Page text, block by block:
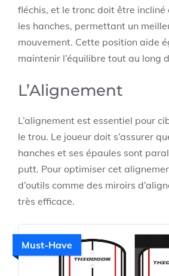
fléchis, et le tronc doit être
les hanches, permettant un
mouvement. Cette position aide
maintenir l’équilibre tout au long
L’Alignement
L’alignement est essentiel pour
le trou. Le joueur doit s’assurer
hanches et ses épaules sont
putt. Pour optimiser cet
d’outils comme des miroirs
très efficace.
Must-Have